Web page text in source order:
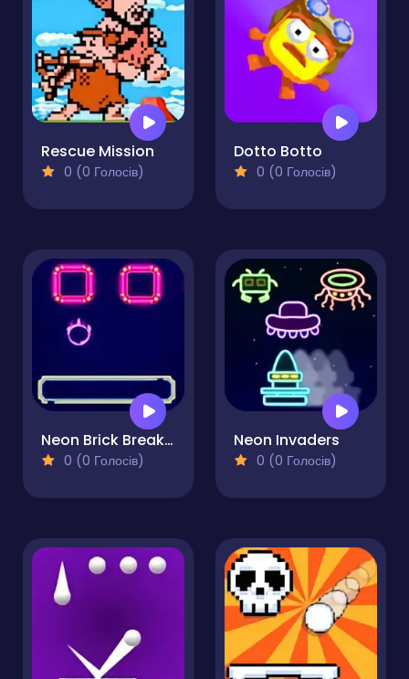
Rescue Mission
0 (0 Голосів)
Dotto Botto
0 (0 Голосів)
Neon Brick Breaker
0 (0 Голосів)
Neon Invaders
0 (0 Голосів)